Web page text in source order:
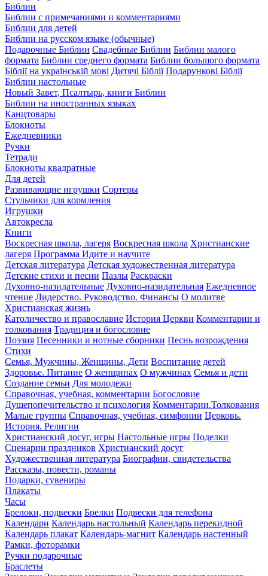
Библии
Библии с примечаниями и комментариями
Библии для детей
Библии на русском языке (обычные)
Подарочные Библии Свадебные Библии Библии малого
формата Библии среднего формата Библии большого формата
Біблії на українській мові Дитячі Біблії Подарункові Біблії
Библии настольные
Новый Завет, Псалтырь, книги Библии
Библии на иностранных языках
Канцтовары
Блокноты
Ежедневники
Ручки
Тетради
Блокноты квадратные
Для детей
Развивающие игрушки Сортеры
Стульчики для кормления
Игрушки
Автокресла
Книги
Воскресная школа, лагеря Воскресная школа Христианские
лагеря Программа Идите и научите
Детская литература Детская художественная литература
Детские стихи и песни Пазлы Раскраски
Духовно-назидательные Духовно-назидательная Ежедневное
чтение Лидерство. Руководство. Финансы О молитве
Христианская жизнь
Католичество и православие История Церкви Комментарии и
толкования Традиция и богословие
Поэзия Песенники и нотные сборники Песнь возрождения
Стихи
Семья, Мужчины, Женщины, Дети Воспитание детей
Здоровье. Питание О женщинах О мужчинах Семья и дети
Создание семьи Для молодежи
Справочная, учебная, комментарии Богословие
Душепопечительство и психология Комментарии.Толкования
Малые группы Справочная, учебная, симфонии Церковь.
История. Религии
Христианский досуг, игры Настольные игры Поделки
Сценарии праздников Христианский досуг
Художественная литература Биографии, свидетельства
Рассказы, повести, романы
Подарки, сувениры
Плакаты
Часы
Брелоки, подвески Брелки Подвески для телефона
Календари Календарь настольный Календарь перекидной
Календарь плакат Календарь-магнит Календарь настенный
Рамки, фоторамки
Ручки подарочные
Браслеты